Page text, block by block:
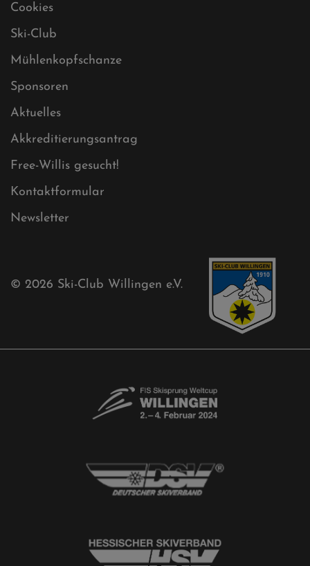
Datenschutz
Impressum
Sitemap
Sitemap XML
Cookies
Ski-Club
Mühlenkopfschanze
Sponsoren
Aktuelles
Ski-Club Willingen e.V.